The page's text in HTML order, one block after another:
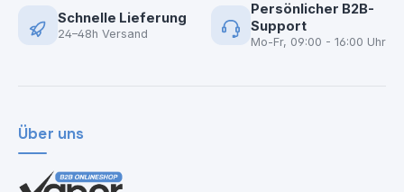
Schnelle Lieferung
24–48h Versand
Persönlicher B2B-
Support
Mo-Fr, 09:00 - 16:00 Uhr
Über uns